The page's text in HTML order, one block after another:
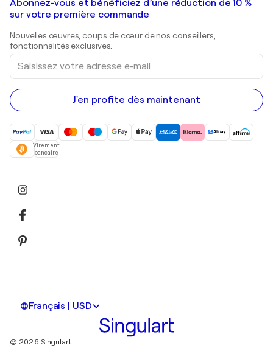
Shepard Fairey
Peintures de paysage
Estampes
Peintures acryliques
Galeries d'art en France
Galeries d'art en Belgique
Abonnez-vous et bénéficiez d’une réduction de 10 %
sur votre première commande
Nouvelles œuvres, coups de cœur de nos conseillers,
fonctionnalités exclusives.
Saisissez
votre
adresse
e-
mail
J'en profite dès maintenant
Virement
bancaire
Français | USD
© 2026 Singulart